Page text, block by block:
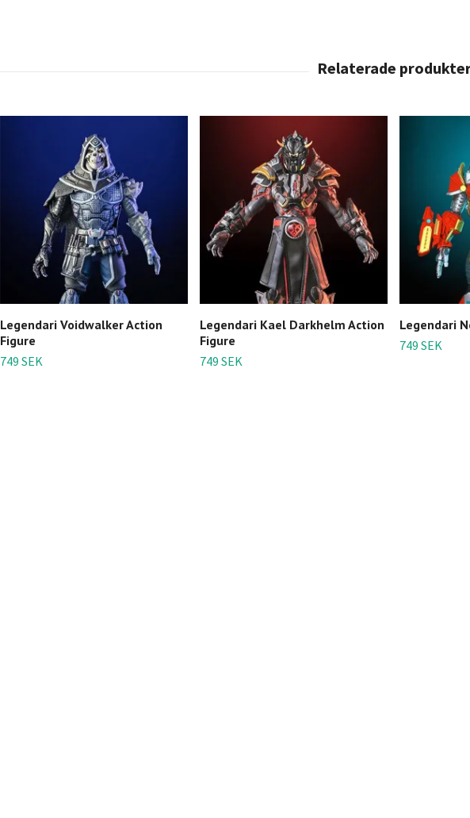
Legendari Voidwalker Action
Figure
749 SEK
Legendari Kael Darkhelm Action
Figure
749 SEK
Legendari
749 SEK